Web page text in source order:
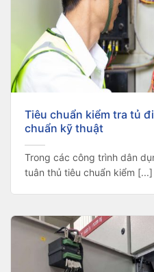
Tiêu chuẩn kiểm tra tủ
chuẩn kỹ thuật
Trong các công trình dân
tuân thủ tiêu chuẩn kiểm [...]